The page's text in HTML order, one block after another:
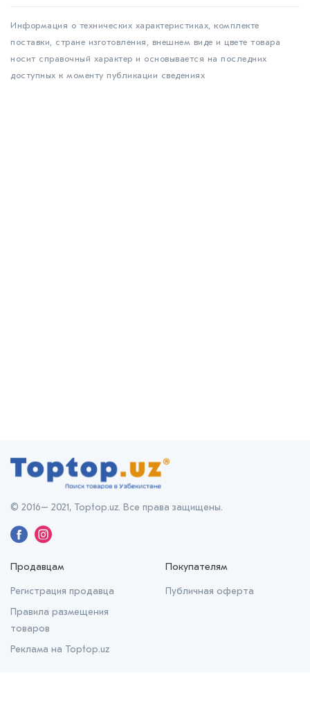
Информация о технических характеристиках, комплекте
поставки, стране изготовления, внешнем виде и цвете товара
носит справочный характер и основывается на последних
доступных к моменту публикации сведениях
Продавцам
Регистрация продавца
Правила размещения
товаров
Реклама на Toptop.uz
Покупателям
Публичная оферта
© 2016– 2021, Toptop.uz. Все права защищены.